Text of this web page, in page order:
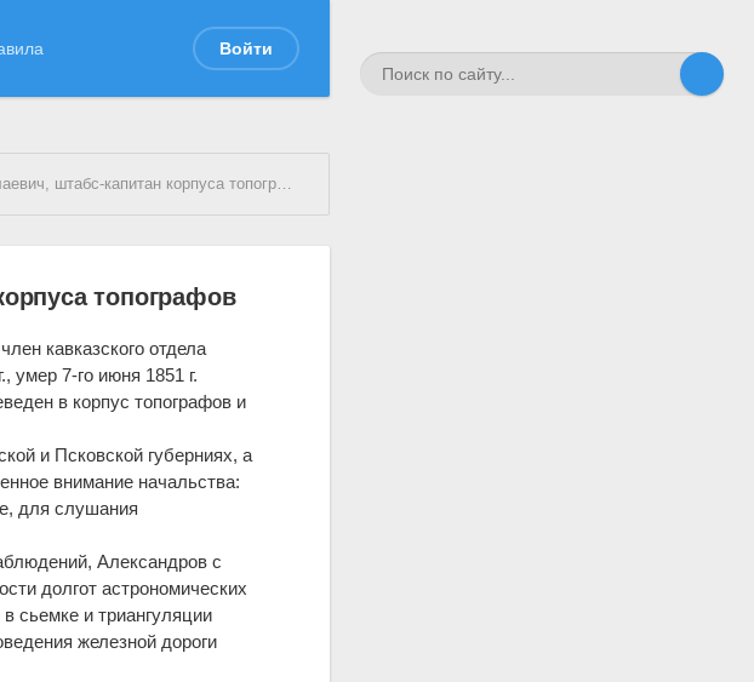
Войти
штабс-капитан корпуса топографов
топографов
кавказского отдела
умер 7-го июня 1851 г.
в корпус топографов и
и Псковской губерниях, a
внимание начальства:
для слушания
Александров с
долгот астрономических
сьемке и триангуляции
железной дороги